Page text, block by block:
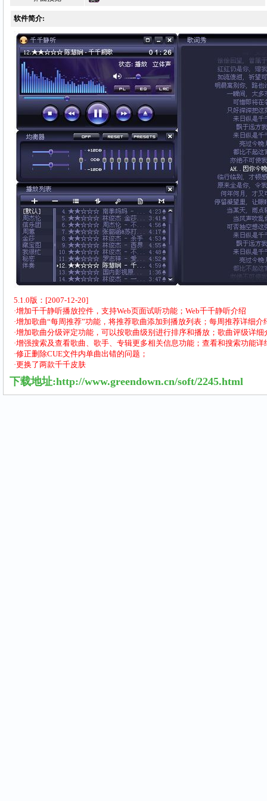
软件简介:
5.1.0版：[2007-12-20]
·增加千千静听播放控件，支持Web页面试听功能；Web千千静听介绍
·增加歌曲“每周推荐”功能，将推荐歌曲添加到播放列表；每周推荐详细介
·增加歌曲分级评定功能，可以按歌曲级别进行排序和播放；歌曲评级详细
·增强搜索及查看歌曲、歌手、专辑更多相关信息功能；查看和搜索功能详
·修正删除CUE文件内单曲出错的问题；
·更换了两款千千皮肤
下载地址:http://www.greendown.cn/soft/2245.html